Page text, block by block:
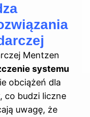
Mentzen
systemu
obciążeń dla
co budzi liczne
uwagę, że